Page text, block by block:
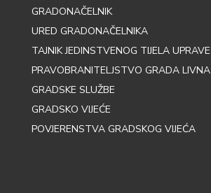
GRADONAČELNIK
URED GRADONAČELNIKA
TAJNIK JEDINSTVENOG TIJELA UPRAVE
PRAVOBRANITELJSTVO GRADA LIVNA
GRADSKE SLUŽBE
GRADSKO VIJEĆE
POVJERENSTVA GRADSKOG VIJEĆA